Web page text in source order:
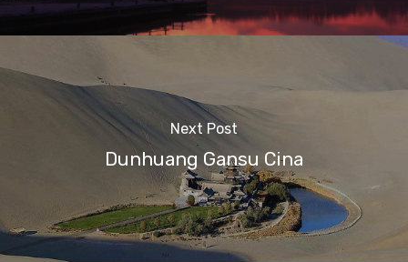
Next Post
Dunhuang Gansu Cina